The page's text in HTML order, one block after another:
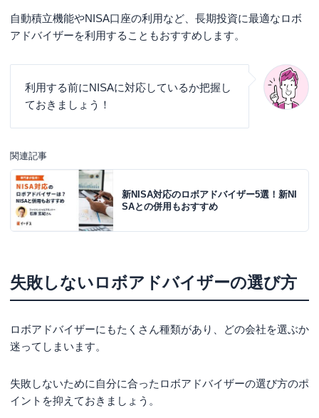
自動積立機能やNISA口座の利用など、長期投資に最適なロボ
アドバイザーを利用することもおすすめします。
利用する前にNISAに対応しているか把握し
ておきましょう！
関連記事
新NISA対応のロボアドバイザー5選！新NI
SAとの併用もおすすめ
失敗しないロボアドバイザーの選び方
ロボアドバイザーにもたくさん種類があり、どの会社を選ぶか
迷ってしまいます。
失敗しないために自分に合ったロボアドバイザーの選び方のポ
イントを抑えておきましょう。